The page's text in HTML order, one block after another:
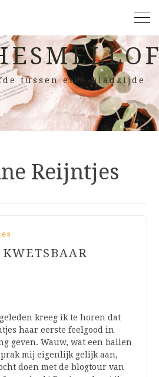
tussen elke bladzijde
Reijntjes
kreeg ik te horen dat
haar eerste feelgood in
geven. Wauw, wat een ballen
mij eigenlijk gelijk aan,
doen met de blogtour van